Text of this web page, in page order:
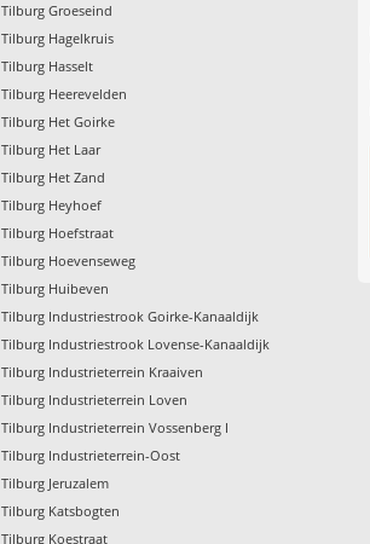
Groeseind
Hagelkruis
Hasselt
Heerevelden
Het Goirke
Het Laar
Het Zand
Heyhoef
Hoefstraat
Hoevenseweg
Huibeven
Industriestrook Goirke-Kanaaldijk
Industriestrook Lovense-Kanaaldijk
Industrieterrein Kraaiven
Industrieterrein Loven
Industrieterrein Vossenberg I
Industrieterrein-Oost
Jeruzalem
Katsbogten
Koestraat